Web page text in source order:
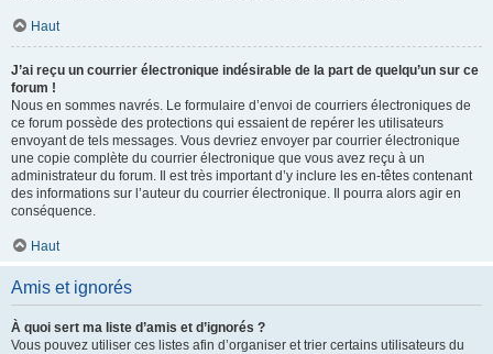
Haut
J’ai reçu un courrier électronique indésirable de la part de quelqu’un sur ce
forum !
Nous en sommes navrés. Le formulaire d’envoi de courriers électroniques de
ce forum possède des protections qui essaient de repérer les utilisateurs
envoyant de tels messages. Vous devriez envoyer par courrier électronique
une copie complète du courrier électronique que vous avez reçu à un
administrateur du forum. Il est très important d’y inclure les en-têtes contenant
des informations sur l’auteur du courrier électronique. Il pourra alors agir en
conséquence.
Haut
Amis et ignorés
À quoi sert ma liste d’amis et d’ignorés ?
Vous pouvez utiliser ces listes afin d’organiser et trier certains utilisateurs du